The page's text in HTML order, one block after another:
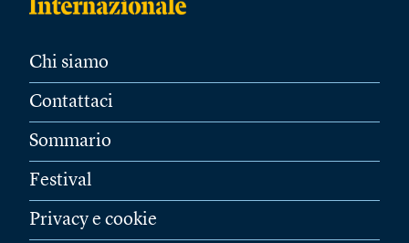
Chi siamo
Contattaci
Sommario
Festival
Privacy e cookie